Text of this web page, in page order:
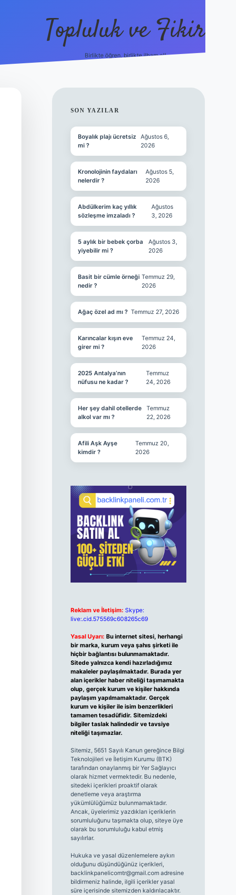
Topluluk ve Fikir
Birlikte öğren, birlikte ilham al!
SIDEBAR
SON YAZILAR
Boyalık plajı ücretsiz
mi ?
Ağustos 6,
2026
Kronolojinin faydaları
nelerdir ?
Ağustos 5,
2026
Abdülkerim kaç yıllık
sözleşme imzaladı ?
Ağustos
3, 2026
5 aylık bir bebek çorba
yiyebilir mi ?
Ağustos 3,
2026
Basit bir cümle örneği
nedir ?
Temmuz 29,
2026
Ağaç özel ad mı ? Temmuz 27, 2026
Karıncalar kışın eve
girer mi ?
Temmuz 24,
2026
2025 Antalya’nın
nüfusu ne kadar ?
Temmuz
24, 2026
Her şey dahil otellerde
alkol var mı ?
Temmuz
22, 2026
Afili Aşk Ayşe
kimdir ?
Temmuz 20,
2026
Reklam ve İletişim: Skype:
live:.cid.575569c608265c69
Yasal Uyarı: Bu internet sitesi, herhangi
bir marka, kurum veya şahıs şirketi ile
hiçbir bağlantısı bulunmamaktadır.
Sitede yalnızca kendi hazırladığımız
makaleler paylaşılmaktadır. Burada yer
alan içerikler haber niteliği taşımamakta
olup, gerçek kurum ve kişiler hakkında
paylaşım yapılmamaktadır. Gerçek
kurum ve kişiler ile isim benzerlikleri
tamamen tesadüfidir. Sitemizdeki
bilgiler taslak halindedir ve tavsiye
niteliği taşımazlar.
Sitemiz, 5651 Sayılı Kanun gereğince Bilgi
Teknolojileri ve İletişim Kurumu (BTK)
tarafından onaylanmış bir Yer Sağlayıcı
olarak hizmet vermektedir. Bu nedenle,
sitedeki içerikleri proaktif olarak
denetleme veya araştırma
yükümlülüğümüz bulunmamaktadır.
Ancak, üyelerimiz yazdıkları içeriklerin
sorumluluğunu taşımakta olup, siteye üye
olarak bu sorumluluğu kabul etmiş
sayılırlar.
Hukuka ve yasal düzenlemelere aykırı
olduğunu düşündüğünüz içerikleri,
backlinkpanelicomtr@gmail.comadresine
bildirmeniz halinde, ilgili içerikler yasal
süre içerisinde sitemizden kaldırılacaktır.